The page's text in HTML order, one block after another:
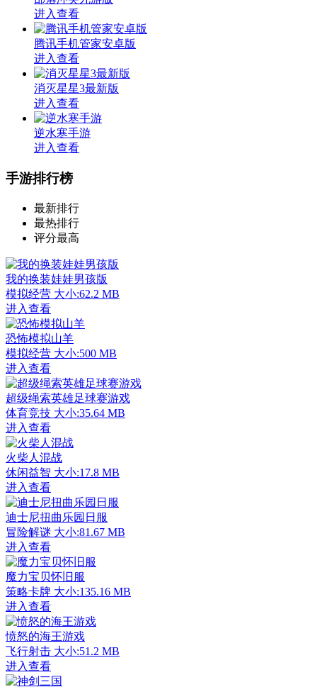
进入查看
腾讯手机管家安卓版
进入查看
消灭星星3最新版
进入查看
逆水寒手游
进入查看
手游排行榜
最新排行
最热排行
评分最高
我的换装娃娃男孩版
模拟经营 大小:62.2 MB
进入查看
恐怖模拟山羊
模拟经营 大小:500 MB
进入查看
超级绳索英雄足球赛游戏
体育竞技 大小:35.64 MB
进入查看
火柴人混战
休闲益智 大小:17.8 MB
进入查看
迪士尼扭曲乐园日服
冒险解谜 大小:81.67 MB
进入查看
魔力宝贝怀旧服
策略卡牌 大小:135.16 MB
进入查看
愤怒的海王游戏
飞行射击 大小:51.2 MB
进入查看